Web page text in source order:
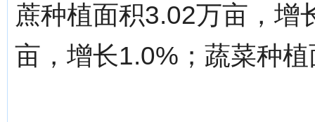
蔗种植面积3.02万亩，增
亩，增长1.0%；蔬菜种